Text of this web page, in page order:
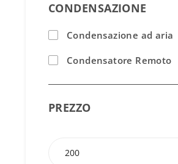
CONDENSAZIONE
Condensazione ad aria
Condensatore Remoto
PREZZO